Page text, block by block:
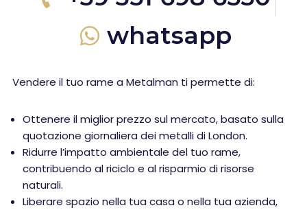
whatsapp
Vendere il tuo rame a Metalman ti permette di:
Ottenere il miglior prezzo sul mercato, basato sulla
quotazione giornaliera dei metalli di London.
Ridurre l’impatto ambientale del tuo rame,
contribuendo al riciclo e al risparmio di risorse
naturali.
Liberare spazio nella tua casa o nella tua azienda,